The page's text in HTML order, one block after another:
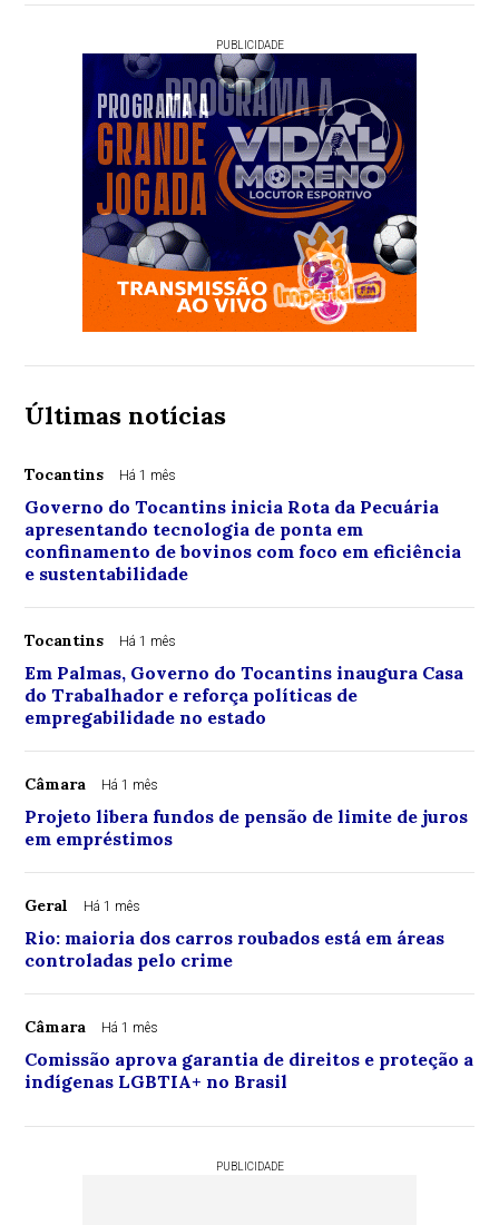
PUBLICIDADE
Últimas notícias
Tocantins Há 1 mês
Governo do Tocantins inicia Rota da Pecuária
apresentando tecnologia de ponta em
confinamento de bovinos com foco em eficiência
e sustentabilidade
Tocantins Há 1 mês
Em Palmas, Governo do Tocantins inaugura Casa
do Trabalhador e reforça políticas de
empregabilidade no estado
Câmara Há 1 mês
Projeto libera fundos de pensão de limite de juros
em empréstimos
Geral Há 1 mês
Rio: maioria dos carros roubados está em áreas
controladas pelo crime
Câmara Há 1 mês
Comissão aprova garantia de direitos e proteção a
indígenas LGBTIA+ no Brasil
PUBLICIDADE